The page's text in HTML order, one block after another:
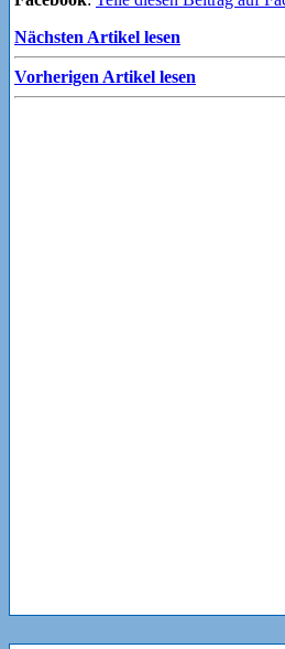
Nächsten Artikel lesen
Vorherigen Artikel lesen